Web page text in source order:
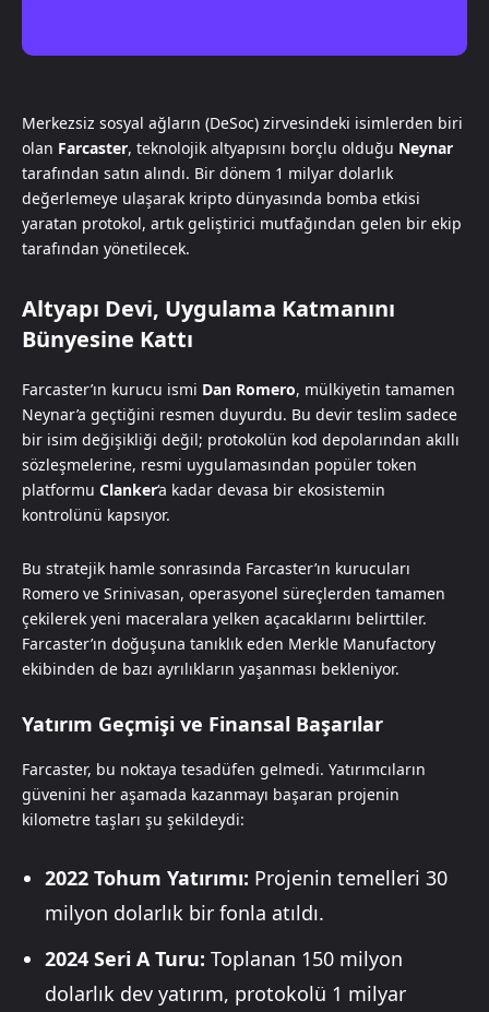
Merkezsiz sosyal ağların (DeSoc) zirvesindeki isimlerden biri
olan Farcaster, teknolojik altyapısını borçlu olduğu Neynar
tarafından satın alındı. Bir dönem 1 milyar dolarlık
değerlemeye ulaşarak kripto dünyasında bomba etkisi
yaratan protokol, artık geliştirici mutfağından gelen bir ekip
tarafından yönetilecek.
Altyapı Devi, Uygulama Katmanını
Bünyesine Kattı
Farcaster’ın kurucu ismi Dan Romero, mülkiyetin tamamen
Neynar’a geçtiğini resmen duyurdu. Bu devir teslim sadece
bir isim değişikliği değil; protokolün kod depolarından akıllı
sözleşmelerine, resmi uygulamasından popüler token
platformu Clanker‘a kadar devasa bir ekosistemin
kontrolünü kapsıyor.
Bu stratejik hamle sonrasında Farcaster’ın kurucuları
Romero ve Srinivasan, operasyonel süreçlerden tamamen
çekilerek yeni maceralara yelken açacaklarını belirttiler.
Farcaster’ın doğuşuna tanıklık eden Merkle Manufactory
ekibinden de bazı ayrılıkların yaşanması bekleniyor.
Yatırım Geçmişi ve Finansal Başarılar
Farcaster, bu noktaya tesadüfen gelmedi. Yatırımcıların
güvenini her aşamada kazanmayı başaran projenin
kilometre taşları şu şekildeydi:
2022 Tohum Yatırımı: Projenin temelleri 30
milyon dolarlık bir fonla atıldı.
2024 Seri A Turu: Toplanan 150 milyon
dolarlık dev yatırım, protokolü 1 milyar